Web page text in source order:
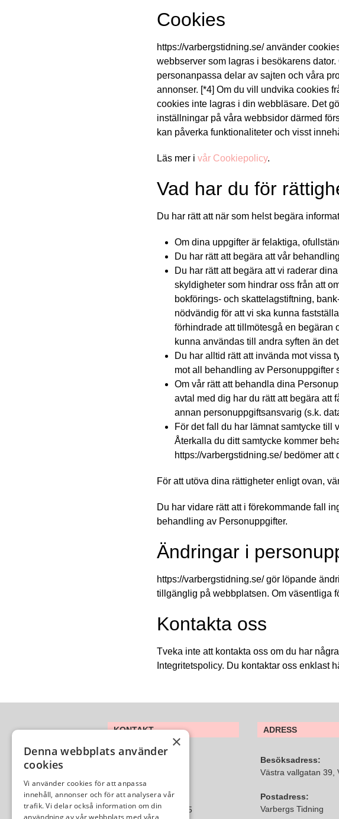
Cookies
https://varbergstidning.se/ använder
webbserver som lagras i besökarens
personanpassa delar av sajten och våra
annonser. [*4] Om du vill undvika cookies
cookies inte lagras i din webbläsare. Det
inställningar på våra webbsidor därmed
kan påverka funktionaliteter och visst
Läs mer i vår Cookiepolicy.
Vad har du för
Du har rätt att när som helst begära
Om dina uppgifter är felaktiga,
Du har rätt att begära att vår
Du har rätt att begära att vi raderar
skyldigheter som hindrar oss från att
bokförings- och skattelagstiftning,
nödvändig för att vi ska kunna
förhindrade att tillmötesgå en begäran
kunna användas till andra syften än
Du har alltid rätt att invända mot vissa
mot all behandling av Personuppgifter
Om vår rätt att behandla dina
avtal med dig har du rätt att begära att
annan personuppgiftsansvarig (s.k.
För det fall du har lämnat samtycke till
Återkalla du ditt samtycke kommer
https://varbergstidning.se/ bedömer
För att utöva dina rättigheter enligt ovan,
Du har vidare rätt att i förekommande fall
behandling av Personuppgifter.
Ändringar i
https://varbergstidning.se/ gör löpande
tillgänglig på webbplatsen. Om väsentliga
Kontakta oss
Tveka inte att kontakta oss om du har
Integritetspolicy. Du kontaktar oss enklast
KONTAKT
Telefontider:
Måndag-torsdag 9-15
ADRESS
Besöksadress:
Västra vallgatan 39,
Postadress:
Varbergs Tidning
×
Denna webbplats använder
cookies
Vi använder cookies för att anpassa
innehåll, annonser och för att analysera vår
trafik. Vi delar också information om din
användning av vår webbplats med våra